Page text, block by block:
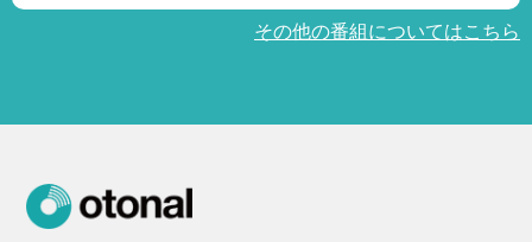
その他の番組についてはこちら